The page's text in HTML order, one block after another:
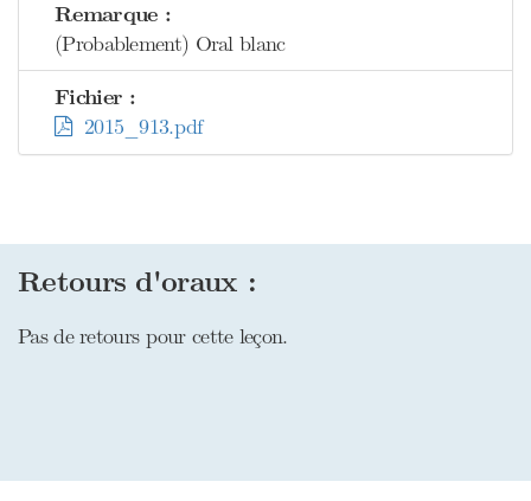
Remarque :
(Probablement) Oral blanc
Fichier :
2015_913.pdf
Retours d'oraux :
Pas de retours pour cette leçon.